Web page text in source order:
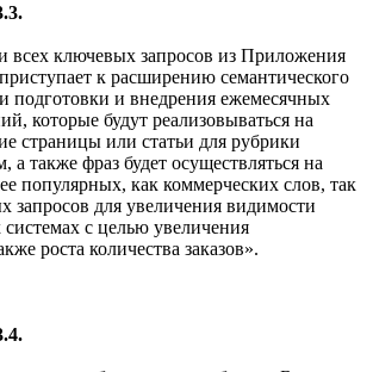
всех ключевых запросов из Приложения
к расширению семантического
подготовки и внедрения ежемесячных
которые будут реализовываться на
страницы или статьи для рубрики
а также фраз будет осуществляться на
популярных, как коммерческих слов, так
для увеличения видимости
с целью увеличения
роста количества заказов».